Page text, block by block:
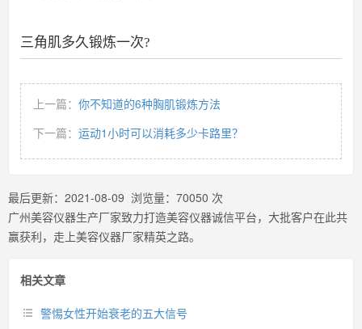
三角肌多久锻炼一次?
上一篇： 你不知道的6种胸肌锻炼方法
下一篇： 运动1小时可以消耗多少卡路里？
最后更新： 2021-08-09 浏览量： 70050 次
广州美容仪器生产厂家致力打造美容仪器诚信平台，大批客户在此共
赢获利，走上美容仪器厂家精英之路。
相关文章
警惕女性开始衰老的五大信号